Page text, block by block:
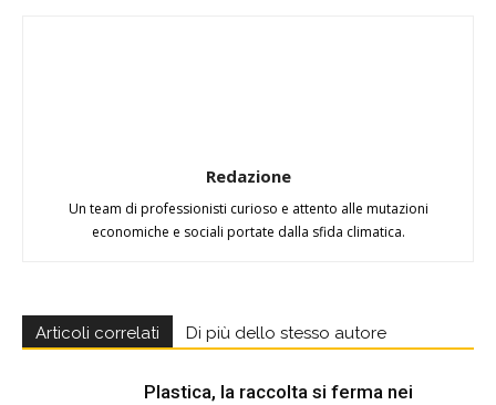
Redazione
Un team di professionisti curioso e attento alle mutazioni
economiche e sociali portate dalla sfida climatica.
Articoli correlati Di più dello stesso autore
Plastica, la raccolta si ferma nei